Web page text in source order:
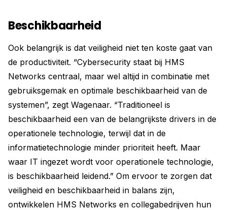
Beschikbaarheid
Ook belangrijk is dat veiligheid niet ten koste gaat van
de productiviteit. “Cybersecurity staat bij HMS
Networks centraal, maar wel altijd in combinatie met
gebruiksgemak en optimale beschikbaarheid van de
systemen”, zegt Wagenaar. “Traditioneel is
beschikbaarheid een van de belangrijkste drivers in de
operationele technologie, terwijl dat in de
informatietechnologie minder prioriteit heeft. Maar
waar IT ingezet wordt voor operationele technologie,
is beschikbaarheid leidend.” Om ervoor te zorgen dat
veiligheid en beschikbaarheid in balans zijn,
ontwikkelen HMS Networks en collegabedrijven hun